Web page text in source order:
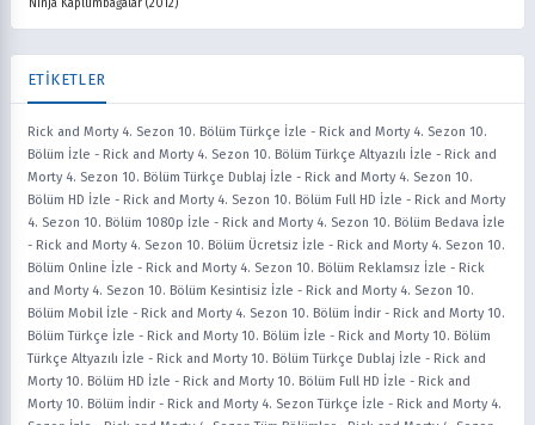
Ninja Kaplumbağalar (2012)
ETİKETLER
Rick and Morty 4. Sezon 10. Bölüm Türkçe İzle - Rick and Morty 4. Sezon 10.
Bölüm İzle - Rick and Morty 4. Sezon 10. Bölüm Türkçe Altyazılı İzle - Rick and
Morty 4. Sezon 10. Bölüm Türkçe Dublaj İzle - Rick and Morty 4. Sezon 10.
Bölüm HD İzle - Rick and Morty 4. Sezon 10. Bölüm Full HD İzle - Rick and Morty
4. Sezon 10. Bölüm 1080p İzle - Rick and Morty 4. Sezon 10. Bölüm Bedava İzle
- Rick and Morty 4. Sezon 10. Bölüm Ücretsiz İzle - Rick and Morty 4. Sezon 10.
Bölüm Online İzle - Rick and Morty 4. Sezon 10. Bölüm Reklamsız İzle - Rick
and Morty 4. Sezon 10. Bölüm Kesintisiz İzle - Rick and Morty 4. Sezon 10.
Bölüm Mobil İzle - Rick and Morty 4. Sezon 10. Bölüm İndir - Rick and Morty 10.
Bölüm Türkçe İzle - Rick and Morty 10. Bölüm İzle - Rick and Morty 10. Bölüm
Türkçe Altyazılı İzle - Rick and Morty 10. Bölüm Türkçe Dublaj İzle - Rick and
Morty 10. Bölüm HD İzle - Rick and Morty 10. Bölüm Full HD İzle - Rick and
Morty 10. Bölüm İndir - Rick and Morty 4. Sezon Türkçe İzle - Rick and Morty 4.